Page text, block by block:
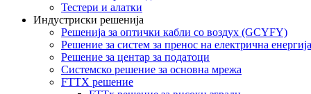
Тестери и алатки
Индустриски решенија
Решенија за оптички кабли со воздух (GCYFY)
Решение за систем за пренос на електрична енергија
Решение за центар за податоци
Системско решение за основна мрежа
FTTX решение